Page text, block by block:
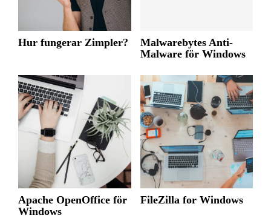
Hur fungerar Zimpler?
Malwarebytes Anti-
Malware för Windows
Apache OpenOffice för
Windows
FileZilla for Windows